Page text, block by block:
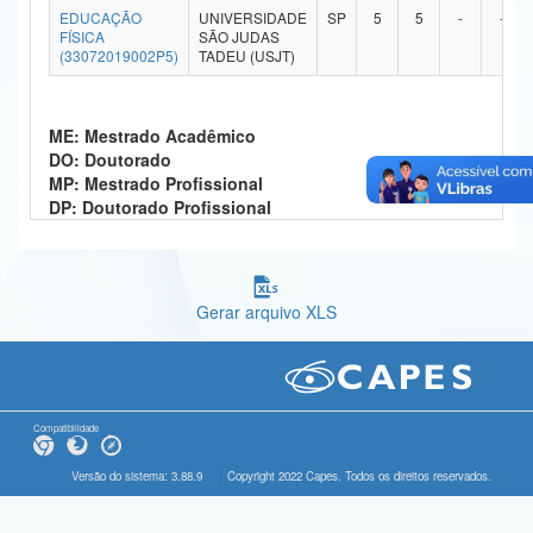
Ministério da Ciência, Tecnologia, Inovações e Comunicações
Ministério do Meio Ambiente
Ministério do Desenvolvimento Regional
Controladoria-Geral da União
Gabinete de Segurança Institucional
Advocacia-Geral da União
EDUCAÇÃO
FÍSICA
(33072019002P5)
UNIVERSIDADE
SÃO JUDAS
TADEU (USJT)
SP 5 5 - -
ME: Mestrado Acadêmico
DO: Doutorado
MP: Mestrado Profissional
DP: Doutorado Profissional
Gerar arquivo XLS
Compatibilidade
Versão do sistema: 3.88.9 Copyright 2022 Capes. Todos os direitos reservados.